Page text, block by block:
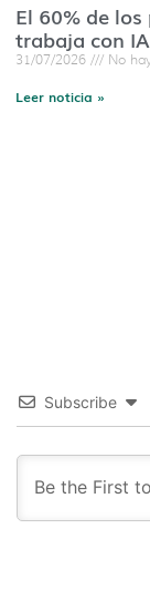
El 60% de
trabaja con
31/07/2026 No
Leer noticia »
Subscribe